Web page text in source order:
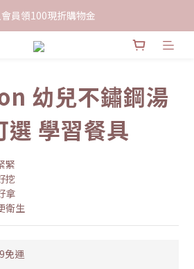
送餅乾乙包，滿$999免運
員領100現折購物金
送餅乾乙包，滿$999免運
幼兒不鏽鋼湯
選 學習餐具
緊
挖
拿
衛生
免運